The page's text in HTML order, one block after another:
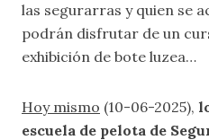
las segurarras y quien se
podrán disfrutar de un
exhibición de bote luzea…
Hoy mismo (10-06-2025),
escuela de pelota de